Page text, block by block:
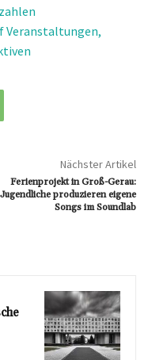
Veranstaltungen,
Nächster Artikel
Ferienprojekt in Groß-Gerau:
Jugendliche produzieren eigene
Songs im Soundlab